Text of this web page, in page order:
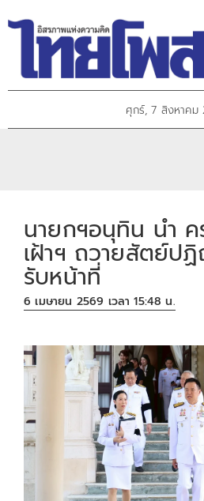
ศุกร์, 7 สิงหาคม
นายกฯอนุทิน นำ ค
เฝ้าฯ ถวายสัตย์ป
รับหน้าที่
6 เมษายน 2569 เวลา 15:48 น.